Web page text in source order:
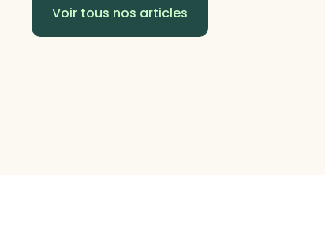
Voir tous nos articles